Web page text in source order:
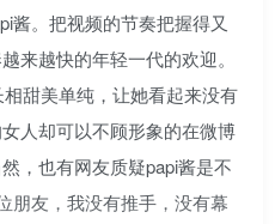
酱。把视频的节奏把握得又
来越快的年轻一代的欢迎。
甜美单纯，让她看起来没有
人却可以不顾形象的在微博
，也有网友质疑papi酱是不
朋友，我没有推手，没有幕